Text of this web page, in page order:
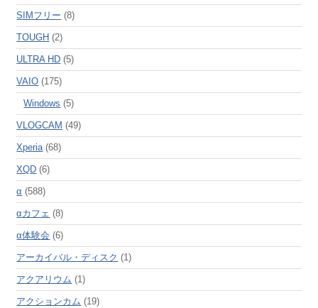
SIMフリー (8)
TOUGH (2)
ULTRA HD (5)
VAIO (175)
Windows (5)
VLOGCAM (49)
Xperia(68)
XQD (6)
α (588)
αカフェ (8)
α体験会 (6)
アーカイバル・ディスク (1)
アクアリウム (1)
アクションカム (19)